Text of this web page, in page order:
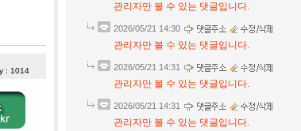
관리자만 볼 수 있는 댓글입니다.
2026/05/21 14:30
관리자만 볼 수 있는 댓글입니다.
2026/05/21 14:31
관리자만 볼 수 있는 댓글입니다.
2026/05/21 14:31
관리자만 볼 수 있는 댓글입니다.
: 1014